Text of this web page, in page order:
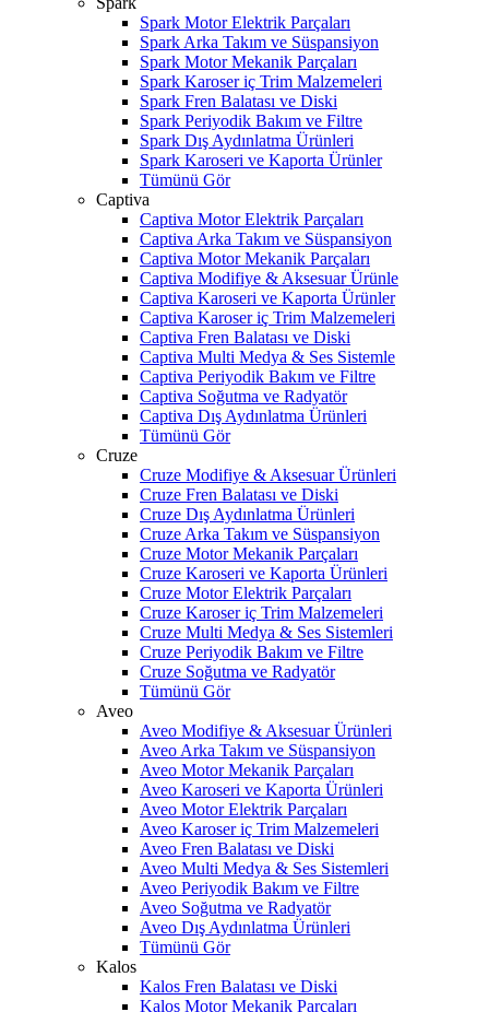
Spark Motor Elektrik Parçaları
Spark Arka Takım ve Süspansiyon
Spark Motor Mekanik Parçaları
Spark Karoser iç Trim Malzemeleri
Spark Fren Balatası ve Diski
Spark Periyodik Bakım ve Filtre
Spark Dış Aydınlatma Ürünleri
Spark Karoseri ve Kaporta Ürünler
Tümünü Gör
Captiva
Captiva Motor Elektrik Parçaları
Captiva Arka Takım ve Süspansiyon
Captiva Motor Mekanik Parçaları
Captiva Modifiye & Aksesuar Ürünle
Captiva Karoseri ve Kaporta Ürünler
Captiva Karoser iç Trim Malzemeleri
Captiva Fren Balatası ve Diski
Captiva Multi Medya & Ses Sistemle
Captiva Periyodik Bakım ve Filtre
Captiva Soğutma ve Radyatör
Captiva Dış Aydınlatma Ürünleri
Tümünü Gör
Cruze
Cruze Modifiye & Aksesuar Ürünleri
Cruze Fren Balatası ve Diski
Cruze Dış Aydınlatma Ürünleri
Cruze Arka Takım ve Süspansiyon
Cruze Motor Mekanik Parçaları
Cruze Karoseri ve Kaporta Ürünleri
Cruze Motor Elektrik Parçaları
Cruze Karoser iç Trim Malzemeleri
Cruze Multi Medya & Ses Sistemleri
Cruze Periyodik Bakım ve Filtre
Cruze Soğutma ve Radyatör
Tümünü Gör
Aveo
Aveo Modifiye & Aksesuar Ürünleri
Aveo Arka Takım ve Süspansiyon
Aveo Motor Mekanik Parçaları
Aveo Karoseri ve Kaporta Ürünleri
Aveo Motor Elektrik Parçaları
Aveo Karoser iç Trim Malzemeleri
Aveo Fren Balatası ve Diski
Aveo Multi Medya & Ses Sistemleri
Aveo Periyodik Bakım ve Filtre
Aveo Soğutma ve Radyatör
Aveo Dış Aydınlatma Ürünleri
Tümünü Gör
Kalos
Kalos Fren Balatası ve Diski
Kalos Motor Mekanik Parçaları